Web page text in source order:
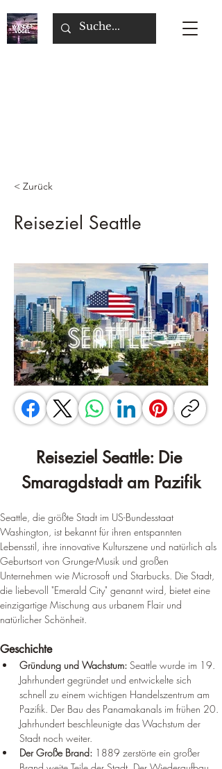
< Zurück
Reiseziel Seattle
Reiseziel Seattle: Die
Smaragdstadt am Pazifik
Seattle, die größte Stadt im US-Bundesstaat
Washington, ist bekannt für ihren entspannten
Lebensstil, ihre innovative Kulturszene und natürlich als
Geburtsort von Grunge-Musik und großen
Unternehmen wie Microsoft und Starbucks. Die Stadt,
die liebevoll "Emerald City" genannt wird, bietet eine
einzigartige Mischung aus urbanem Flair und
natürlicher Schönheit.
Geschichte
Gründung und Wachstum: Seattle wurde im 19.
Jahrhundert gegründet und entwickelte sich
schnell zu einem wichtigen Handelszentrum am
Pazifik. Der Bau des Panamakanals im frühen 20.
Jahrhundert beschleunigte das Wachstum der
Stadt noch weiter.
Der Große Brand: 1889 zerstörte ein großer